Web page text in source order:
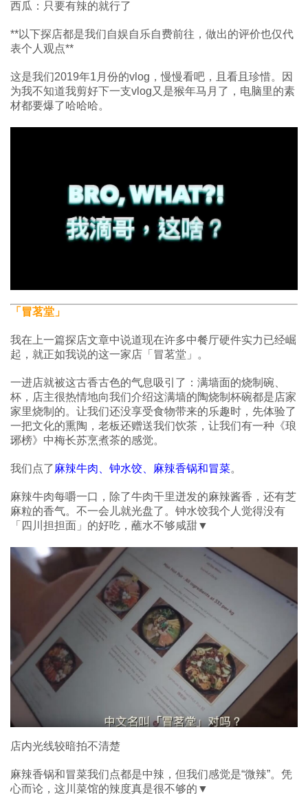
西瓜：只要有辣的就行了
**以下探店都是我们自娱自乐自费前往，做出的评价也仅代
表个人观点**
这是我们2019年1月份的vlog，慢慢看吧，且看且珍惜。因
为我不知道我剪好下一支vlog又是猴年马月了，电脑里的素
材都要爆了哈哈哈。
「冒茗堂」
我在上一篇探店文章中说道现在许多中餐厅硬件实力已经崛
起，就正如我说的这一家店「冒茗堂」。
一进店就被这古香古色的气息吸引了：满墙面的烧制碗、
杯，店主很热情地向我们介绍这满墙的陶烧制杯碗都是店家
家里烧制的。让我们还没享受食物带来的乐趣时，先体验了
一把文化的熏陶，老板还赠送我们饮茶，让我们有一种《琅
琊榜》中梅长苏烹煮茶的感觉。
我们点了麻辣牛肉、钟水饺、麻辣香锅和冒菜。
麻辣牛肉每嚼一口，除了牛肉干里迸发的麻辣酱香，还有芝
麻粒的香气。不一会儿就光盘了。钟水饺我个人觉得没有
「四川担担面」的好吃，蘸水不够咸甜▼
店内光线较暗拍不清楚
麻辣香锅和冒菜我们点都是中辣，但我们感觉是“微辣”。凭
心而论，这川菜馆的辣度真是很不够的▼